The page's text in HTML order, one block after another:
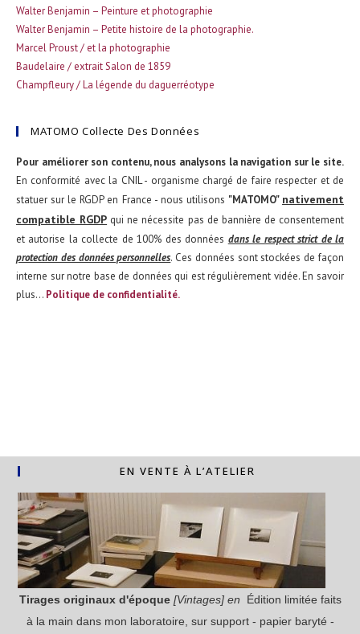
Walter Benjamin – Peinture et photographie
Walter Benjamin – Petite histoire de la photographie.
Marcel Proust / et la photographie
Baudelaire / extrait Salon de 1859
Champfleury / La légende du daguerréotype
MATOMO Collecte Des Données
Pour améliorer son contenu, nous analysons la navigation sur le site.
En conformité avec la CNIL - organisme chargé de faire respecter et de
statuer sur le RGDP en France - nous utilisons "MATOMO" nativement
compatible RGDP qui ne nécessite pas de bannière de consentement
et autorise la collecte de 100% des données dans le respect strict de la
protection des données personnelles. Ces données sont stockées de façon
interne sur notre base de données qui est régulièrement vidée. En savoir
plus... Politique de confidentialité.
EN VENTE À L’ATELIER
Tirages originaux d'époque [Vintages] en Édition limitée faits
à la main dans mon laboratoire, sur support - papier baryté -